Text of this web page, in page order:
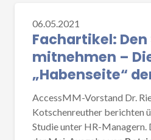
um 15.00werden die
der Öffentlichkeit
einer Online-Teilnahme
an info@accessmm.de.
Die Studie wurde
unter Beteiligung von
06.05.2021
Fachartikel:
mitnehmen –
„Habenseite“
AccessMM-Vorstand Dr.
Kotschenreuther berichten
Studie unter HR-Managern.